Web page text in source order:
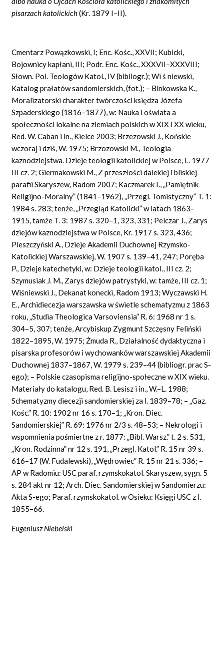
pisarzach katolickich(Kr. 1879 I–II).
Cmentarz Powązkowski, I; Enc. Kośc., XXVII; Kubicki,
Bojownicy kapłani, III; Podr. Enc. Kośc., XXXVII–XXXVIII;
Słown. Pol. Teologów Katol., IV (bibliogr.); Wi ś niewski,
Katalog prałatów sandomierskich, (fot.); – Binkowska K.,
Moralizatorski charakter twórczości księdza Józefa
Szpaderskiego (1816–1877), w: Nauka i oświata a
społeczności lokalne na ziemiach polskich w XIX i XX wieku,
Red. W. Caban i in., Kielce 2003; Brzezowski J., Końskie
wczoraj i dziś, W. 1975; Brzozowski M., Teologia
kaznodziejstwa. Dzieje teologii katolickiej w Polsce, L. 1977
III cz. 2; Giermakowski M., Z przeszłości dalekiej i bliskiej
parafii Skaryszew, Radom 2007; Kaczmarek I., „Pamiętnik
Religijno-Moralny” (1841–1962), „Przegl. Tomistyczny” T. 1:
1984 s. 283; tenże, „Przegląd Katolicki” w latach 1863–
1915, tamże T. 3: 1987 s. 320–1, 323, 331; Pelczar J., Zarys
dziejów kaznodziejstwa w Polsce, Kr. 1917 s. 323, 436;
Pleszczyński A., Dzieje Akademii Duchownej Rzymsko-
Katolickiej Warszawskiej, W. 1907 s. 139–41, 247; Poręba
P., Dzieje katechetyki, w: Dzieje teologii katol., III cz. 2;
Szymusiak J. M., Zarys dziejów patrystyki, w: tamże, III cz. 1;
Wiśniewski J., Dekanat konecki, Radom 1913; Wyczawski H.
E., Archidiecezja warszawska w świetle schematyzmu z 1863
roku, „Studia Theologica Varsoviensia” R. 6: 1968 nr 1 s.
304–5, 307; tenże, Arcybiskup Zygmunt Szczęsny Feliński
1822–1895, W. 1975; Żmuda R., Działalność dydaktyczna i
pisarska profesorów i wychowanków warszawskiej Akademii
Duchownej 1837–1867, W. 1979 s. 239–44 (bibliogr. prac S-
ego); – Polskie czasopisma religijno-społeczne w XIX wieku.
Materiały do katalogu, Red. B. Lesisz i in., W.–L. 1988;
Schematyzmy diecezji sandomierskiej za l. 1839–78; – „Gaz.
Kośc.” R. 10: 1902 nr 16 s. 170–1; „Kron. Diec.
Sandomierskiej” R. 69: 1976 nr 2/3 s. 48–53; – Nekrologi i
wspomnienia pośmiertne z r. 1877: „Bibl. Warsz.” t. 2 s. 531,
„Kron. Rodzinna” nr 12 s. 191, „Przegl. Katol.” R. 15 nr 39 s.
616–17 (W. Fudalewski), „Wędrowiec” R. 15 nr 21 s. 336; –
AP w Radomiu: USC paraf. rzymskokatol. Skaryszew, sygn. 5
s. 284 akt nr 12; Arch. Diec. Sandomierskiej w Sandomierzu:
Akta S-ego; Paraf. rzymskokatol. w Osieku: Księgi USC z l.
1855–66.
Eugeniusz Niebelski